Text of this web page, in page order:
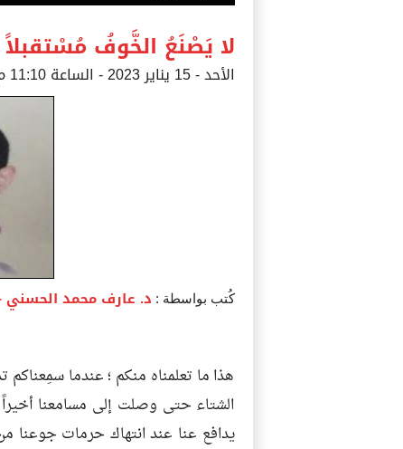
لا يَصْنَعُ الخَّوفُ
الأحد - 15 يناير 2023 - الساعة 11:10 م
كُتب بواسطة : د. عارف محمد الحسني
هذا ما تعلمناه منكم ؛ عندما
الشتاء حتى وصلت إلى مسامعنا أخيراً
يدافع عنا عند انتهاك حرمات جوعنا